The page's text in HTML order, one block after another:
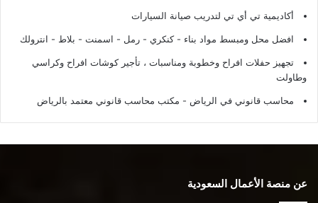
أكاديمية تي أي تي لتدريب صيانة السيارات
افضل محل ومبسط مواد بناء - كنكري - رمل - اسمنت - بلاط - انترولك
تجهيز حفلات افراح وخطوبة ومناسبات ، تأجير كوشات افراح وكراسي
وطاولت
محاسب قانوني في الرياض - مكتب محاسب قانوني معتمد بالرياض
عن منصة الأعمال السعودية